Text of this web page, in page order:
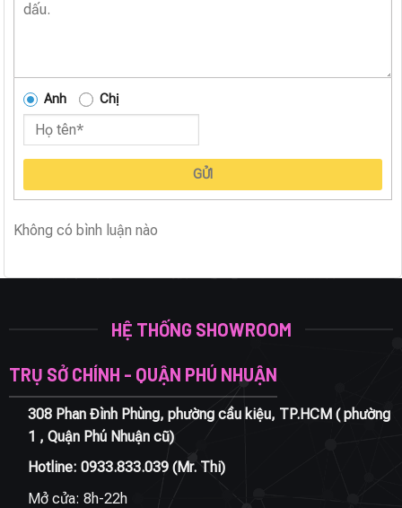
Anh Chị
GỬI
Không có bình luận nào
HỆ THỐNG SHOWROOM
TRỤ SỞ CHÍNH - QUẬN PHÚ NHUẬN
308 Phan Đình Phùng, phường cầu kiệu, TP.HCM ( phường
1 , Quận Phú Nhuận cũ)
Hotline: 0933.833.039(Mr. Thi)
Mở cửa: 8h-22h